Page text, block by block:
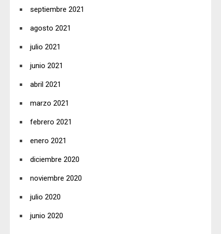
septiembre 2021
agosto 2021
julio 2021
junio 2021
abril 2021
marzo 2021
febrero 2021
enero 2021
diciembre 2020
noviembre 2020
julio 2020
junio 2020